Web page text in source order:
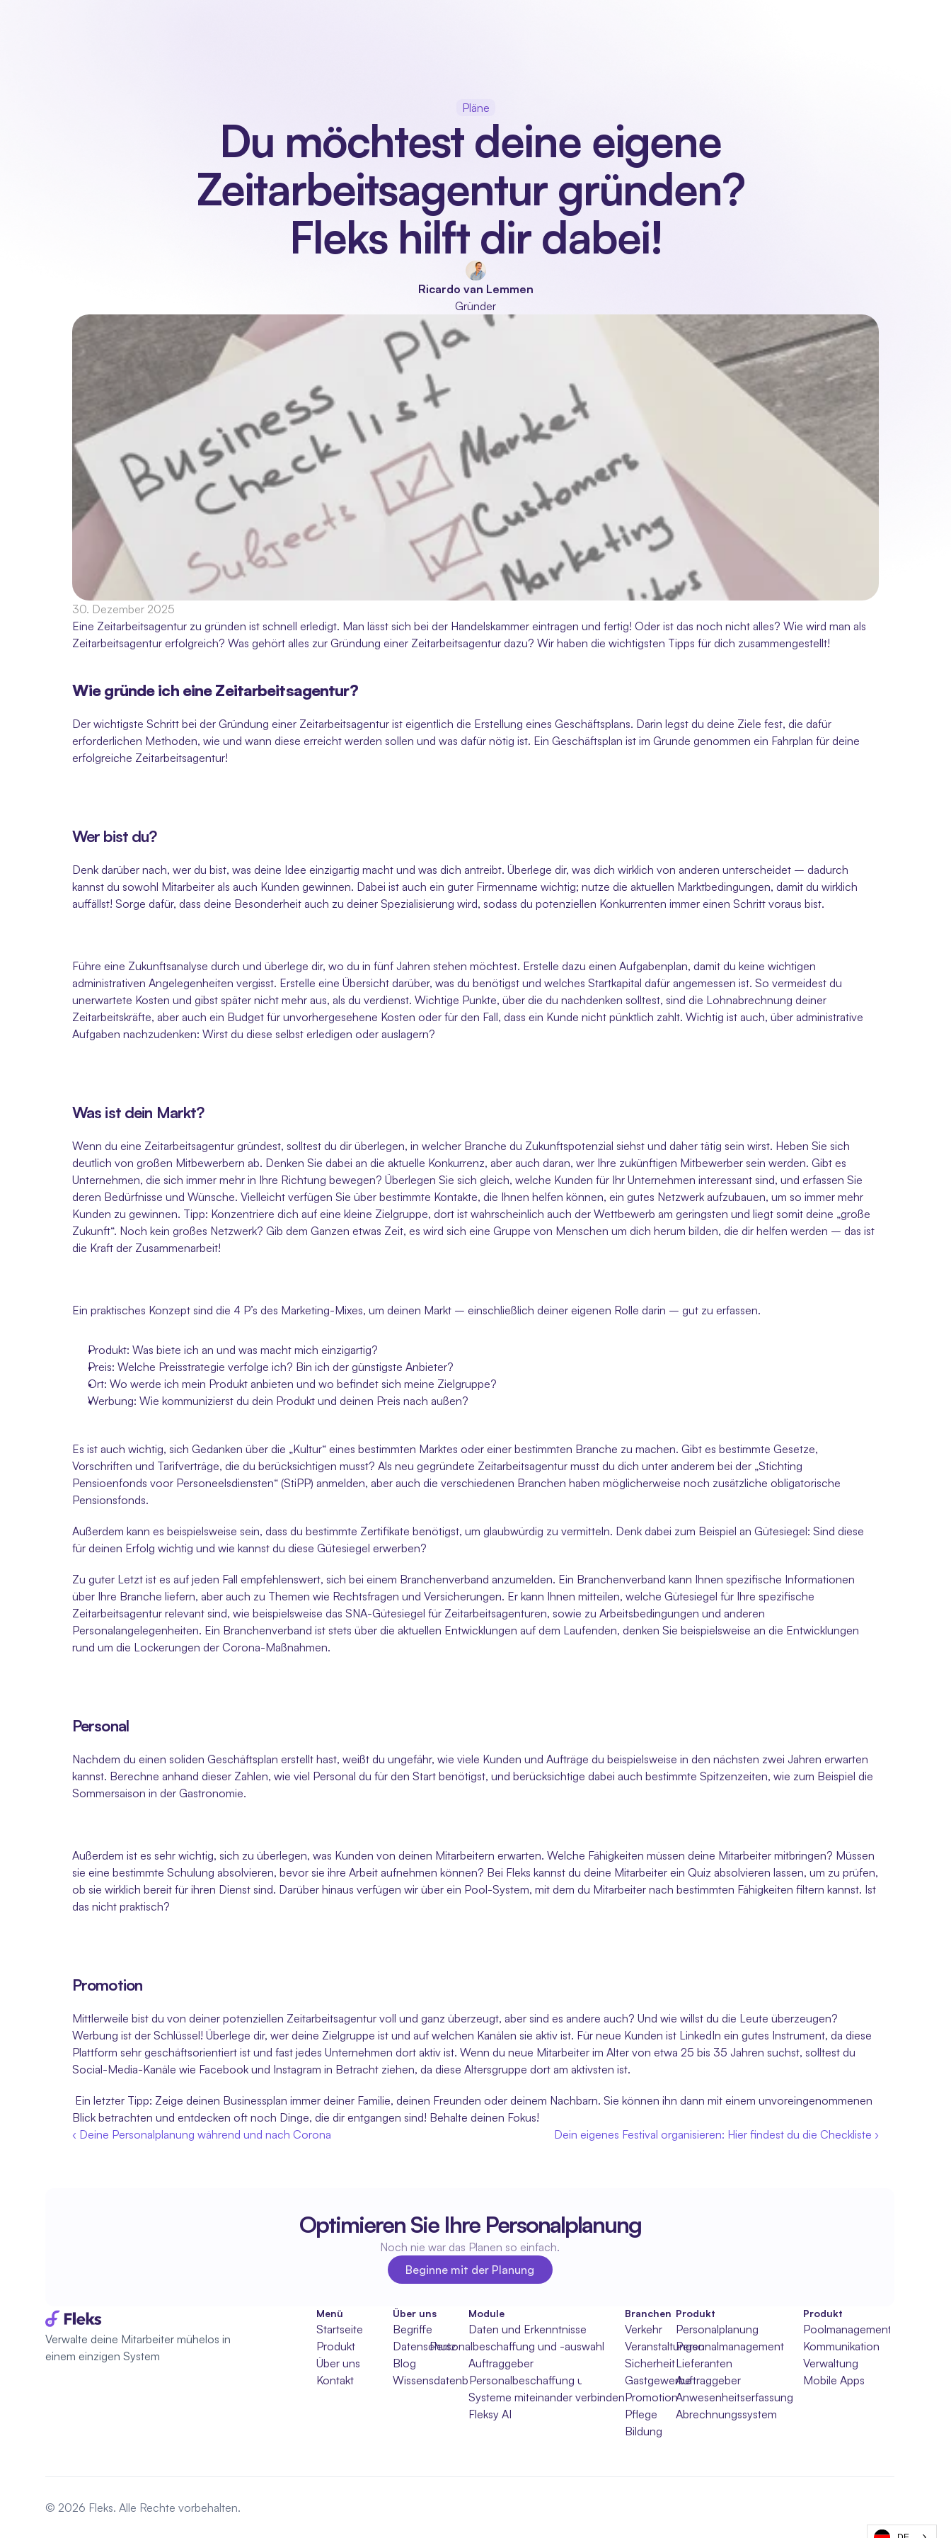
Pläne
Du möchtest deine eigene
Zeitarbeitsagentur gründen?
Fleks hilft dir dabei!
Ricardo van Lemmen
Gründer
30. Dezember 2025
Eine Zeitarbeitsagentur zu gründen ist schnell erledigt. Man lässt sich bei der Handelskammer eintragen und fertig! Oder ist das noch nicht alles? Wie wird man als
Zeitarbeitsagentur erfolgreich? Was gehört alles zur Gründung einer Zeitarbeitsagentur dazu? Wir haben die wichtigsten Tipps für dich zusammengestellt!
Wie gründe ich eine Zeitarbeitsagentur?
Der wichtigste Schritt bei der Gründung einer Zeitarbeitsagentur ist eigentlich die Erstellung eines Geschäftsplans. Darin legst du deine Ziele fest, die dafür
erforderlichen Methoden, wie und wann diese erreicht werden sollen und was dafür nötig ist. Ein Geschäftsplan ist im Grunde genommen ein Fahrplan für deine
erfolgreiche Zeitarbeitsagentur!
Wer bist du?
Denk darüber nach, wer du bist, was deine Idee einzigartig macht und was dich antreibt. Überlege dir, was dich wirklich von anderen unterscheidet – dadurch
kannst du sowohl Mitarbeiter als auch Kunden gewinnen. Dabei ist auch ein guter Firmenname wichtig; nutze die aktuellen Marktbedingungen, damit du wirklich
auffällst! Sorge dafür, dass deine Besonderheit auch zu deiner Spezialisierung wird, sodass du potenziellen Konkurrenten immer einen Schritt voraus bist.
Führe eine Zukunftsanalyse durch und überlege dir, wo du in fünf Jahren stehen möchtest. Erstelle dazu einen Aufgabenplan, damit du keine wichtigen
administrativen Angelegenheiten vergisst. Erstelle eine Übersicht darüber, was du benötigst und welches Startkapital dafür angemessen ist. So vermeidest du
unerwartete Kosten und gibst später nicht mehr aus, als du verdienst. Wichtige Punkte, über die du nachdenken solltest, sind die Lohnabrechnung deiner
Zeitarbeitskräfte, aber auch ein Budget für unvorhergesehene Kosten oder für den Fall, dass ein Kunde nicht pünktlich zahlt. Wichtig ist auch, über administrative
Aufgaben nachzudenken: Wirst du diese selbst erledigen oder auslagern?
Was ist dein Markt?
Wenn du eine Zeitarbeitsagentur gründest, solltest du dir überlegen, in welcher Branche du Zukunftspotenzial siehst und daher tätig sein wirst. Heben Sie sich
deutlich von großen Mitbewerbern ab. Denken Sie dabei an die aktuelle Konkurrenz, aber auch daran, wer Ihre zukünftigen Mitbewerber sein werden. Gibt es
Unternehmen, die sich immer mehr in Ihre Richtung bewegen? Überlegen Sie sich gleich, welche Kunden für Ihr Unternehmen interessant sind, und erfassen Sie
deren Bedürfnisse und Wünsche. Vielleicht verfügen Sie über bestimmte Kontakte, die Ihnen helfen können, ein gutes Netzwerk aufzubauen, um so immer mehr
Kunden zu gewinnen. Tipp: Konzentriere dich auf eine kleine Zielgruppe, dort ist wahrscheinlich auch der Wettbewerb am geringsten und liegt somit deine „große
Zukunft“. Noch kein großes Netzwerk? Gib dem Ganzen etwas Zeit, es wird sich eine Gruppe von Menschen um dich herum bilden, die dir helfen werden – das ist
die Kraft der Zusammenarbeit!
Ein praktisches Konzept sind die 4 P’s des Marketing-Mixes, um deinen Markt – einschließlich deiner eigenen Rolle darin – gut zu erfassen.
Produkt: Was biete ich an und was macht mich einzigartig?
Preis: Welche Preisstrategie verfolge ich? Bin ich der günstigste Anbieter?
Ort: Wo werde ich mein Produkt anbieten und wo befindet sich meine Zielgruppe?
Werbung: Wie kommunizierst du dein Produkt und deinen Preis nach außen?
Es ist auch wichtig, sich Gedanken über die „Kultur“ eines bestimmten Marktes oder einer bestimmten Branche zu machen. Gibt es bestimmte Gesetze,
Vorschriften und Tarifverträge, die du berücksichtigen musst? Als neu gegründete Zeitarbeitsagentur musst du dich unter anderem bei der „Stichting
Pensioenfonds voor Personeelsdiensten“ (StiPP) anmelden, aber auch die verschiedenen Branchen haben möglicherweise noch zusätzliche obligatorische
Pensionsfonds.
Außerdem kann es beispielsweise sein, dass du bestimmte Zertifikate benötigst, um glaubwürdig zu vermitteln. Denk dabei zum Beispiel an Gütesiegel: Sind diese
für deinen Erfolg wichtig und wie kannst du diese Gütesiegel erwerben?
Zu guter Letzt ist es auf jeden Fall empfehlenswert, sich bei einem Branchenverband anzumelden. Ein Branchenverband kann Ihnen spezifische Informationen
über Ihre Branche liefern, aber auch zu Themen wie Rechtsfragen und Versicherungen. Er kann Ihnen mitteilen, welche Gütesiegel für Ihre spezifische
Zeitarbeitsagentur relevant sind, wie beispielsweise das SNA-Gütesiegel für Zeitarbeitsagenturen, sowie zu Arbeitsbedingungen und anderen
Personalangelegenheiten. Ein Branchenverband ist stets über die aktuellen Entwicklungen auf dem Laufenden, denken Sie beispielsweise an die Entwicklungen
rund um die Lockerungen der Corona-Maßnahmen.
Personal
Nachdem du einen soliden Geschäftsplan erstellt hast, weißt du ungefähr, wie viele Kunden und Aufträge du beispielsweise in den nächsten zwei Jahren erwarten
kannst. Berechne anhand dieser Zahlen, wie viel Personal du für den Start benötigst, und berücksichtige dabei auch bestimmte Spitzenzeiten, wie zum Beispiel die
Sommersaison in der Gastronomie.
Außerdem ist es sehr wichtig, sich zu überlegen, was Kunden von deinen Mitarbeitern erwarten. Welche Fähigkeiten müssen deine Mitarbeiter mitbringen? Müssen
sie eine bestimmte Schulung absolvieren, bevor sie ihre Arbeit aufnehmen können? Bei Fleks kannst du deine Mitarbeiter ein Quiz absolvieren lassen, um zu prüfen,
ob sie wirklich bereit für ihren Dienst sind. Darüber hinaus verfügen wir über ein Pool-System, mit dem du Mitarbeiter nach bestimmten Fähigkeiten filtern kannst. Ist
das nicht praktisch?
Promotion
Mittlerweile bist du von deiner potenziellen Zeitarbeitsagentur voll und ganz überzeugt, aber sind es andere auch? Und wie willst du die Leute überzeugen?
Werbung ist der Schlüssel! Überlege dir, wer deine Zielgruppe ist und auf welchen Kanälen sie aktiv ist. Für neue Kunden ist LinkedIn ein gutes Instrument, da diese
Plattform sehr geschäftsorientiert ist und fast jedes Unternehmen dort aktiv ist. Wenn du neue Mitarbeiter im Alter von etwa 25 bis 35 Jahren suchst, solltest du
Social-Media-Kanäle wie Facebook und Instagram in Betracht ziehen, da diese Altersgruppe dort am aktivsten ist.
Ein letzter Tipp: Zeige deinen Businessplan immer deiner Familie, deinen Freunden oder deinem Nachbarn. Sie können ihn dann mit einem unvoreingenommenen
Blick betrachten und entdecken oft noch Dinge, die dir entgangen sind! Behalte deinen Fokus!
‹ Deine Personalplanung während und nach Corona
Dein eigenes Festival organisieren: Hier findest du die Checkliste ›
Optimieren Sie Ihre Personalplanung
Noch nie war das Planen so einfach.
Beginne mit der Planung
Beginne mit der Planung
Verwalte deine Mitarbeiter mühelos in
einem einzigen System
Menü
Startseite
Produkt
Über uns
Kontakt
Über uns
Begriffe
Datenschutz
Wissensdatenbank
Blog
Module
Daten und Erkenntnisse
Personalbeschaffung und -auswahl
Auftraggeber
Personalbeschaffung und -auswahl
Systeme miteinander verbinden
Fleksy AI
Branchen
Verkehr
Veranstaltungen
Sicherheit
Gastgewerbe
Promotion
Pflege
Bildung
Produkt
Personalplanung
Personalmanagement
Lieferanten
Auftraggeber
Anwesenheitserfassung
Abrechnungssystem
Kommunikation
Verwaltung
Mobile Apps
Poolmanagement
Produkt
© 2026 Fleks. Alle Rechte vorbehalten.